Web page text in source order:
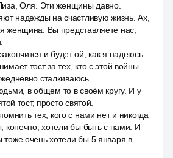
Оля. Эти женщины давно.
надежды на счастливую жизнь. Ах,
женщина. Вы представляете нас,
и будет ой, как я надеюсь
тост за тех, кто с этой войны
сталкиваюсь.
в общем то в своём кругу. И у
тост, просто святой.
тех, кого с нами нет и никогда
конечно, хотели бы быть с нами. И
очень хотели бы 5 января в